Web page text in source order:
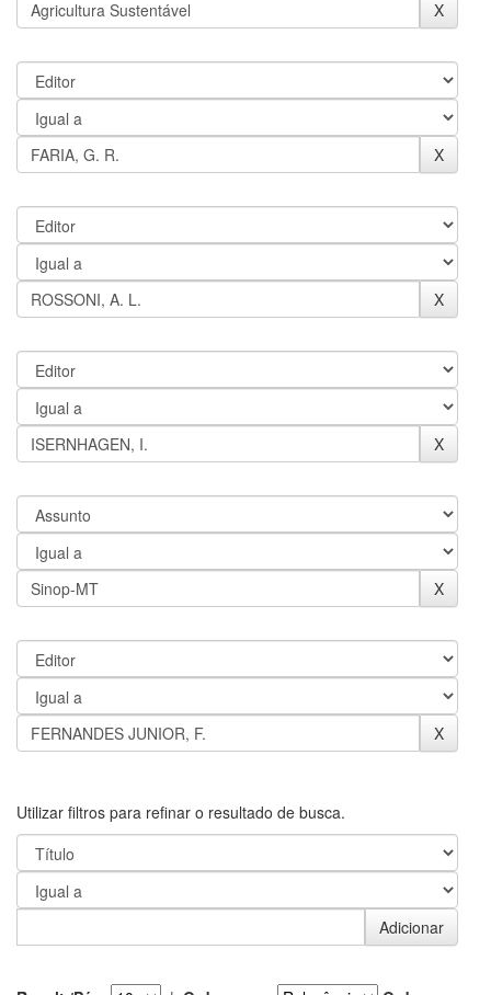
Utilizar filtros para refinar o resultado de busca.